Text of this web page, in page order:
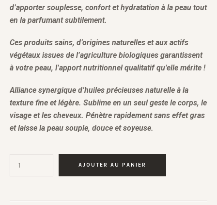
d’apporter souplesse, confort et hydratation à la peau tout
en la parfumant subtilement.
Ces produits sains, d’origines naturelles et aux actifs
végétaux issues de l’agriculture biologiques garantissent
à votre peau, l’apport nutritionnel qualitatif qu’elle mérite !
Alliance synergique d’huiles précieuses naturelle à la
texture fine et légère. Sublime en un seul geste le corps, le
visage et les cheveux. Pénètre rapidement sans effet gras
et laisse la peau souple, douce et soyeuse.
AJOUTER AU PANIER